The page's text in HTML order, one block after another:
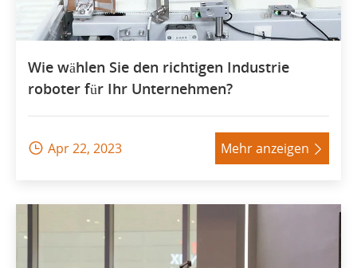
Wie wählen Sie den richtigen Industrie
roboter für Ihr Unternehmen?
 Apr 22, 2023 Mehr anzeigen 